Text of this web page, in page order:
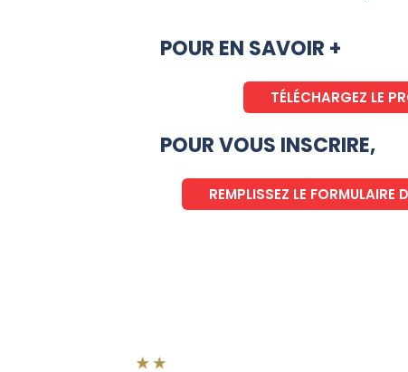
POUR EN SAVOIR +
TÉLÉCHARGEZ LE
POUR VOUS INSCRIRE,
REMPLISSEZ LE FORMULAIRE